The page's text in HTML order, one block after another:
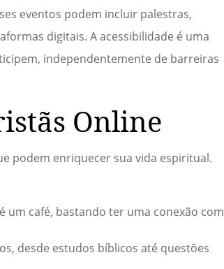
eventos podem incluir palestras,
digitais. A acessibilidade é uma
independentemente de barreiras
Online
podem enriquecer sua vida espiritual.
um café, bastando ter uma conexão com
desde estudos bíblicos até questões